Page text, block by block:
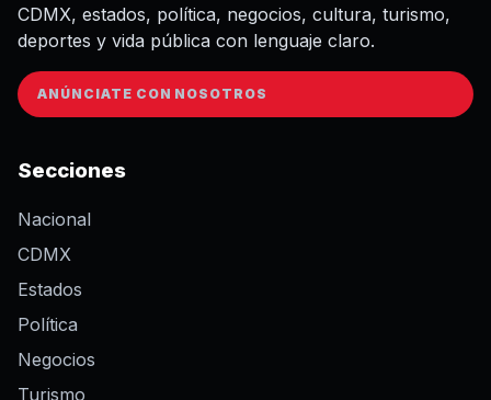
CDMX, estados, política, negocios, cultura, turismo,
deportes y vida pública con lenguaje claro.
ANÚNCIATE CON NOSOTROS
Secciones
Nacional
CDMX
Estados
Política
Negocios
Turismo